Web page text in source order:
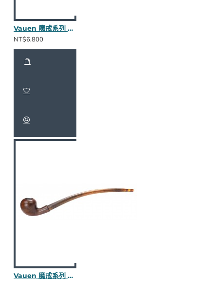
Vauen 魔戒系列 Friddo S 長斗
NT$6,800
Vauen 魔戒系列 Friddo 長斗